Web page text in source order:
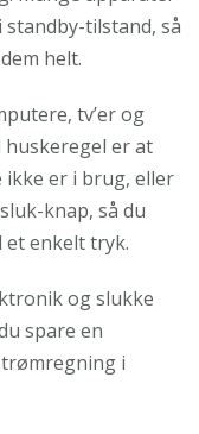
tilstand, så
helt.
tv’er og
huskeregel er at
er i brug, eller
knap, så du
et enkelt tryk.
og slukke
spare en
i